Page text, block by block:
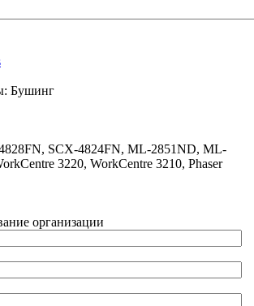
Бушинг
SCX-4824FN, ML-2851ND, ML-
3220, WorkCentre 3210, Phaser
организации